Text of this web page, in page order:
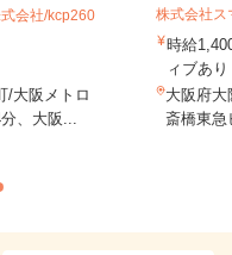
会社/kcp260
/大阪メトロ
、大阪...
株式会社ス
時給
ィブあ
大阪府
斎橋東急